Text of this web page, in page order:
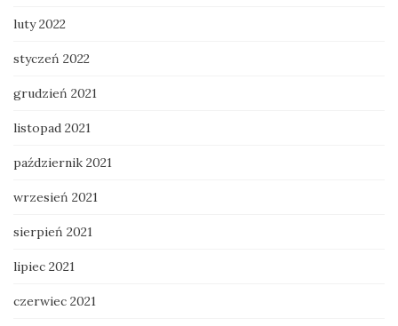
luty 2022
styczeń 2022
grudzień 2021
listopad 2021
październik 2021
wrzesień 2021
sierpień 2021
lipiec 2021
czerwiec 2021